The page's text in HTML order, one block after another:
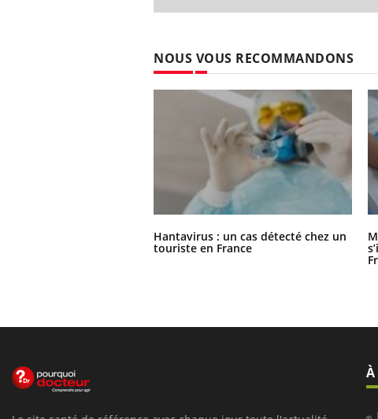
NOUS VOUS RECOMMANDONS
Hantavirus : un cas détecté chez un
touriste en France
À